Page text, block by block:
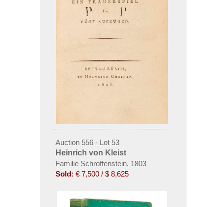
Auction 556 - Lot 53
Heinrich von Kleist
Familie Schroffenstein, 1803
Sold: € 7,500 / $ 8,625